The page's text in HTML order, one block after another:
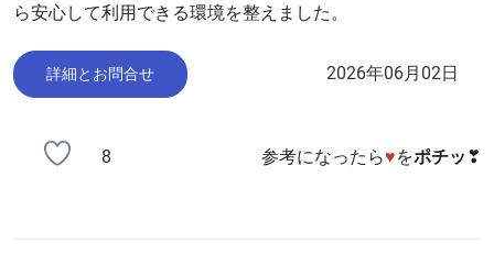
ら安心して利用できる環境を整えました。
詳細とお問合せ 2026年06月02日
8 参考になったら♥をポチッ ❣